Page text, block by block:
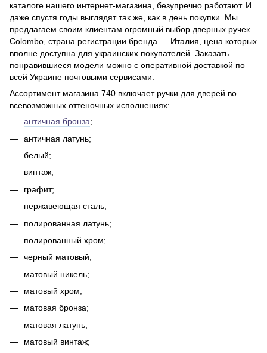
каталоге нашего интернет-магазина, безупречно работают. И
даже спустя годы выглядят так же, как в день покупки. Мы
предлагаем своим клиентам огромный выбор дверных ручек
Colombo, страна регистрации бренда — Италия, цена которых
вполне доступна для украинских покупателей. Заказать
понравившиеся модели можно с оперативной доставкой по
всей Украине почтовыми сервисами.
Ассортимент магазина 740 включает ручки для дверей во
всевозможных оттеночных исполнениях:
античная бронза;
античная латунь;
белый;
винтаж;
графит;
нержавеющая сталь;
полированная латунь;
полированный хром;
черный матовый;
матовый никель;
матовый хром;
матовая бронза;
матовая латунь;
матовый винтаж;